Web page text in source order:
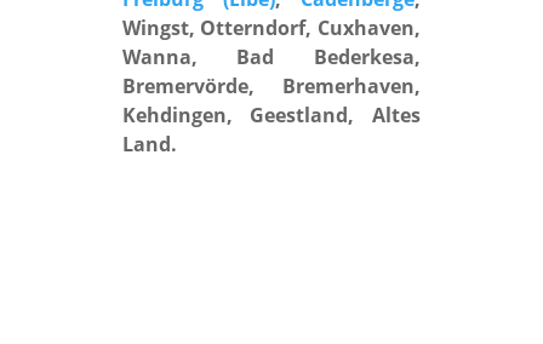
Wingst, Otterndorf, Cuxhaven,
Wanna, Bad Bederkesa,
Bremervörde, Bremerhaven,
Kehdingen, Geestland, Altes
Land.